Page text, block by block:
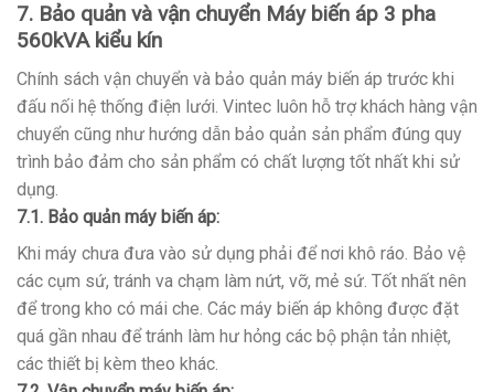
7. Bảo quản và vận chuyển Máy biến áp 3 pha
560kVA kiểu kín
Chính sách vận chuyển và bảo quản máy biến áp trước khi
đấu nối hệ thống điện lưới. Vintec luôn hỗ trợ khách hàng vận
chuyển cũng như hướng dẫn bảo quản sản phẩm đúng quy
trình bảo đảm cho sản phẩm có chất lượng tốt nhất khi sử
dụng.
7.1. Bảo quản máy biến áp:
Khi máy chưa đưa vào sử dụng phải để nơi khô ráo. Bảo vệ
các cụm sứ, tránh va chạm làm nứt, vỡ, mẻ sứ. Tốt nhất nên
để trong kho có mái che. Các máy biến áp không được đặt
quá gần nhau để tránh làm hư hỏng các bộ phận tản nhiệt,
các thiết bị kèm theo khác.